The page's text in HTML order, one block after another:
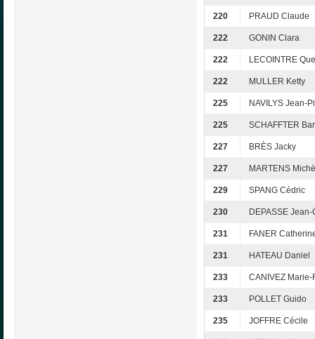
220 PRAUD Claude
222 GONIN Clara
222 LECOINTRE
222 MULLER Ketty
225 NAVILYS Jean-
225 SCHAFFTER
227 BRÈS Jacky
227 MARTENS
229 SPANG Cédric
230 DEPASSE
231 FANER
231 HATEAU Daniel
233 CANIVEZ Marie-
233 POLLET Guido
235 JOFFRE Cécile